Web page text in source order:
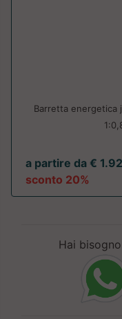
Barretta
a partire da € 1.92
sconto 20%
Hai